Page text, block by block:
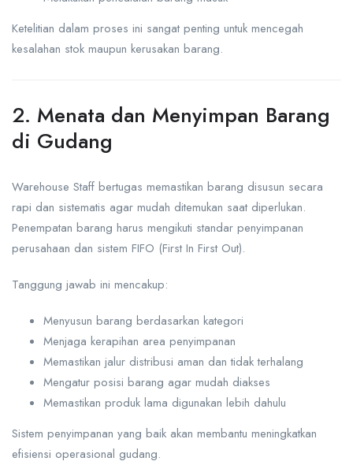
Ketelitian dalam proses ini sangat penting untuk mencegah
kesalahan stok maupun kerusakan barang.
2. Menata dan Menyimpan Barang
di Gudang
Warehouse Staff bertugas memastikan barang disusun secara
rapi dan sistematis agar mudah ditemukan saat diperlukan.
Penempatan barang harus mengikuti standar penyimpanan
perusahaan dan sistem FIFO (First In First Out).
Tanggung jawab ini mencakup:
Menyusun barang berdasarkan kategori
Menjaga kerapihan area penyimpanan
Memastikan jalur distribusi aman dan tidak terhalang
Mengatur posisi barang agar mudah diakses
Memastikan produk lama digunakan lebih dahulu
Sistem penyimpanan yang baik akan membantu meningkatkan
efisiensi operasional gudang.